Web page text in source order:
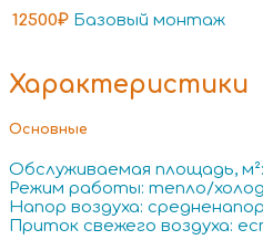
12500₽ Базовый монтаж
Характеристики
Основные
Обслуживаемая площадь,
Режим работы: тепло/холод
Напор воздуха:
Приток свежего воздуха: